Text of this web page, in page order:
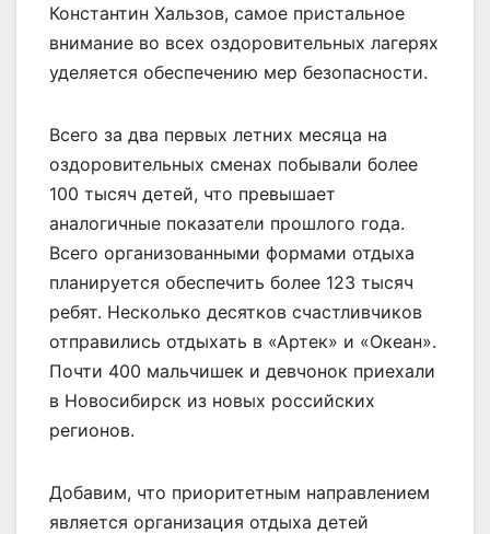
Константин Хальзов, самое пристальное
внимание во всех оздоровительных лагерях
уделяется обеспечению мер безопасности.
Всего за два первых летних месяца на
оздоровительных сменах побывали более
100 тысяч детей, что превышает
аналогичные показатели прошлого года.
Всего организованными формами отдыха
планируется обеспечить более 123 тысяч
ребят. Несколько десятков счастливчиков
отправились отдыхать в «Артек» и «Океан».
Почти 400 мальчишек и девчонок приехали
в Новосибирск из новых российских
регионов.
Добавим, что приоритетным направлением
является организация отдыха детей